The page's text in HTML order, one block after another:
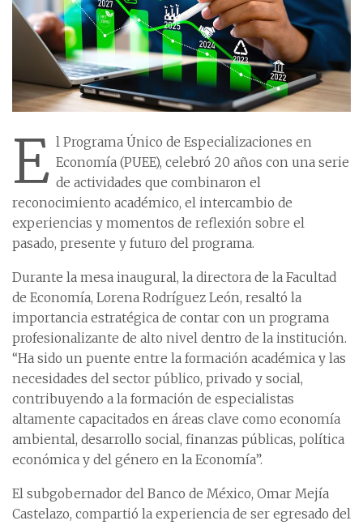
E l Programa Único de Especializaciones en
Economía (PUEE), celebró 20 años con una serie
de actividades que combinaron el
reconocimiento académico, el intercambio de
experiencias y momentos de reflexión sobre el
pasado, presente y futuro del programa.
Durante la mesa inaugural, la directora de la Facultad
de Economía, Lorena Rodríguez León, resaltó la
importancia estratégica de contar con un programa
profesionalizante de alto nivel dentro de la institución.
“Ha sido un puente entre la formación académica y las
necesidades del sector público, privado y social,
contribuyendo a la formación de especialistas
altamente capacitados en áreas clave como economía
ambiental, desarrollo social, finanzas públicas, política
económica y del género en la Economía”.
El subgobernador del Banco de México, Omar Mejía
Castelazo, compartió la experiencia de ser egresado del